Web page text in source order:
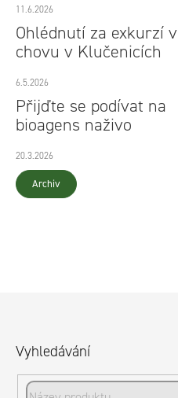
11.6.2026
Ohlédnutí za exkurzí v
chovu v Klučenicích
6.5.2026
Přijďte se podívat na
bioagens naživo
20.3.2026
Archiv
Vyhledávání